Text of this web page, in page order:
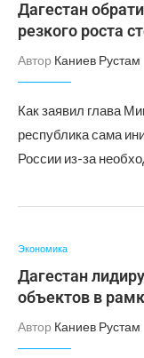
Дагестан
резкого роста
Автор Каниев Рустам
Как заявил глава
республика сама
России из-за
Экономика
Дагестан
объектов в
Автор Каниев Рустам